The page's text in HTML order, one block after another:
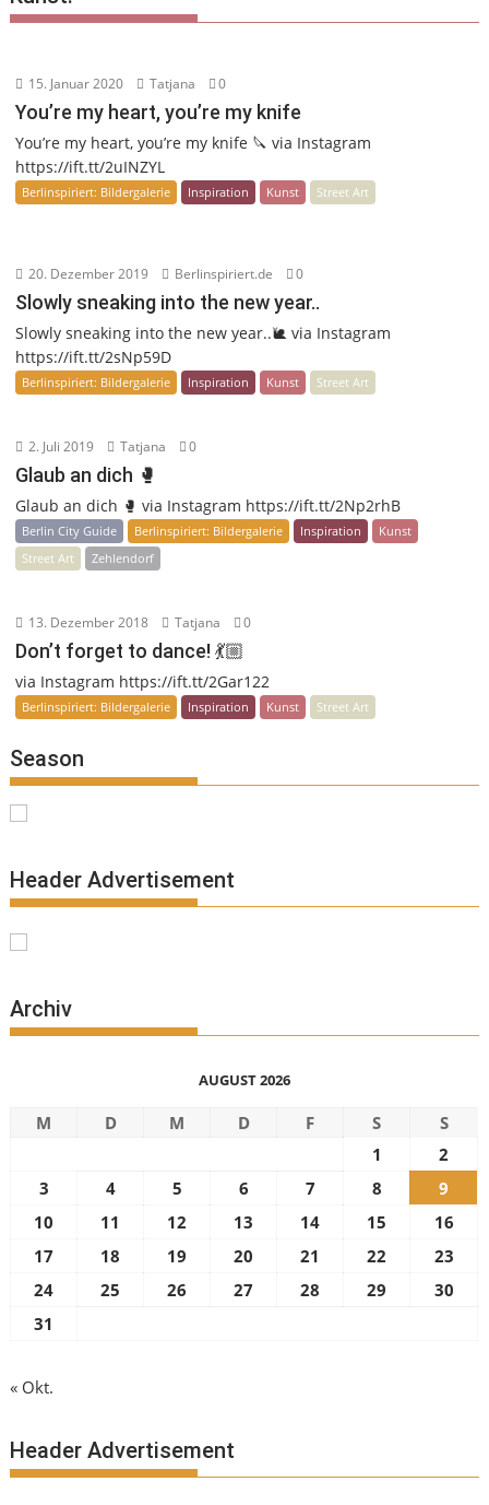
15. Januar 2020 Tatjana 0
You’re my heart, you’re my knife
You’re my heart, you’re my knife 🔪 via Instagram
https://ift.tt/2uINZYL
Berlinspiriert: Bildergalerie Inspiration Kunst Street Art
20. Dezember 2019 Berlinspiriert.de 0
Slowly sneaking into the new year..
Slowly sneaking into the new year..🐌 via Instagram
https://ift.tt/2sNp59D
Berlinspiriert: Bildergalerie Inspiration Kunst Street Art
2. Juli 2019 Tatjana 0
Glaub an dich 🥊
Glaub an dich 🥊 via Instagram https://ift.tt/2Np2rhB
Berlin City Guide Berlinspiriert: Bildergalerie Inspiration
Kunst
Street Art
Zehlendorf
13. Dezember 2018 Tatjana 0
Don’t forget to dance! 💃🏼
via Instagram https://ift.tt/2Gar122
Berlinspiriert: Bildergalerie Inspiration Kunst Street Art
Season
Header Advertisement
Archiv
AUGUST 2026
M D M D F S
S
1
2
3
4 5 6 7 8
9
10
11 12 13 14 15
16
17
18 19 20 21 22
23
24
25 26 27 28 29
30
31
« Okt.
Header Advertisement